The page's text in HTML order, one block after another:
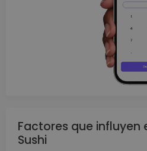
Factores que influyen
Sushi